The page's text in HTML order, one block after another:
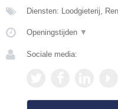
Diensten: Loodgieterij,
Openingstijden ▼
Sociale media: